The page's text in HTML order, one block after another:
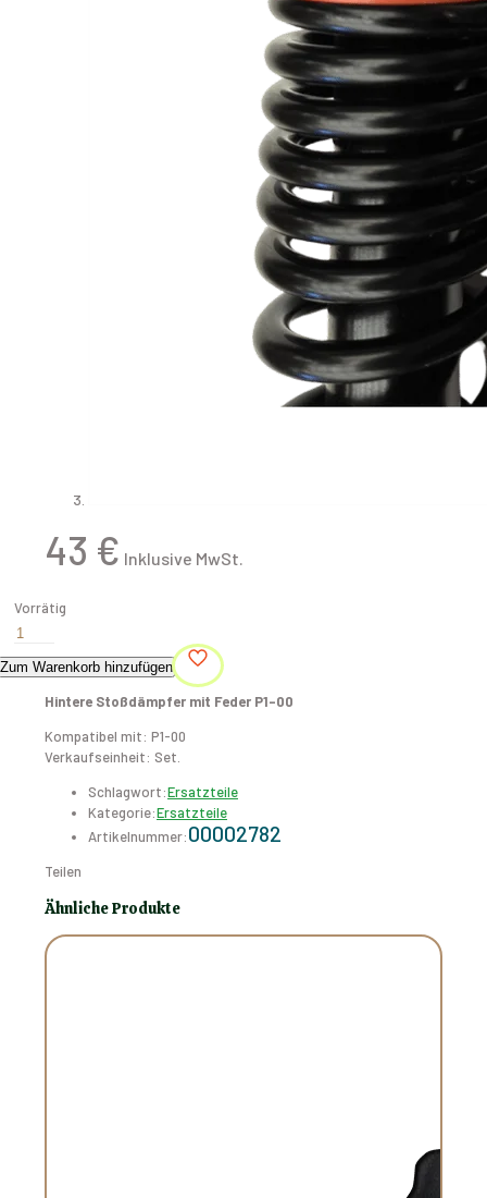
43 €
Vorrätig
Hintere
Stoßdämpfer
mit
Feder
Menge
Zum Warenkorb hinzufügen
Hintere Stoßdämpfer mit Feder P1-00
Kompatibel mit: P1-00
Verkaufseinheit: Set.
Schlagwort:Ersatzteile
Kategorie:Ersatzteile
Artikelnummer:00002782
Teilen
Ähnliche Produkte